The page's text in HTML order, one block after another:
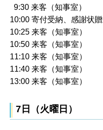
9:30 来客（知事室）
10:00 寄付受納、感謝状贈
10:25 来客（知事室）
10:50 来客（知事室）
11:10 来客（知事室）
11:40 来客（知事室）
13:00 来客（知事室）
7日（火曜日）